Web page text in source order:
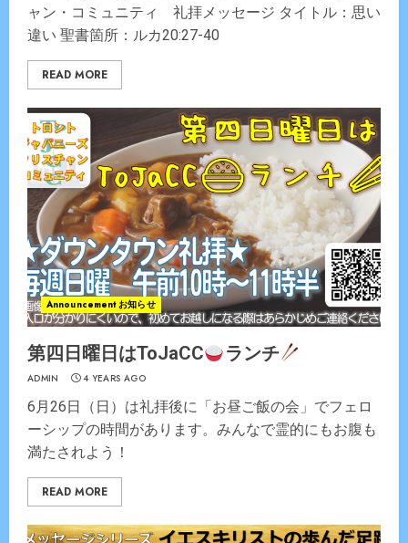
ャン・コミュニティ 礼拝メッセージ タイトル：思い
違い 聖書箇所：ルカ20:27-40
READ MORE
Announcement お知らせ
第四日曜日はToJaCC ランチ
ADMIN 4 YEARS AGO
6月26日（日）は礼拝後に「お昼ご飯の会」でフェロ
ーシップの時間があります。みんなで霊的にもお腹も
満たされよう！
READ MORE